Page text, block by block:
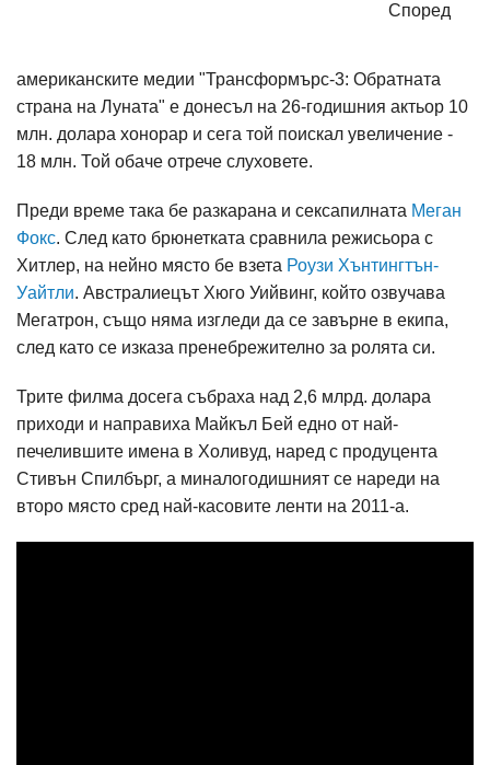
Според
американските медии "Трансформърс-3: Обратната
страна на Луната" е донесъл на 26-годишния актьор 10
млн. долара хонорар и сега той поискал увеличение -
18 млн. Той обаче отрече слуховете.
Преди време така бе разкарана и сексапилната Меган
Фокс. След като брюнетката сравнила режисьора с
Хитлер, на нейно място бе взета Роузи Хънтингтън-
Уайтли. Австралиецът Хюго Уийвинг, който озвучава
Мегатрон, също няма изгледи да се завърне в екипа,
след като се изказа пренебрежително за ролята си.
Трите филма досега събраха над 2,6 млрд. долара
приходи и направиха Майкъл Бей едно от най-
печелившите имена в Холивуд, наред с продуцента
Стивън Спилбърг, а миналогодишният се нареди на
второ място сред най-касовите ленти на 2011-а.